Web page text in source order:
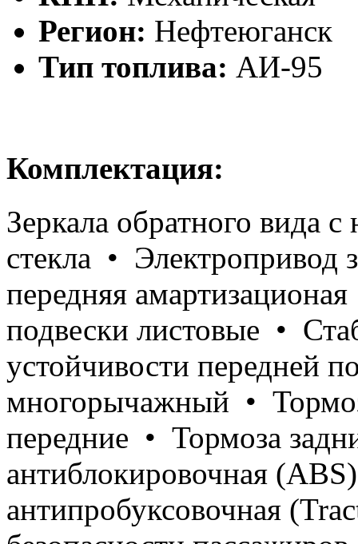
Регион: Нефтеюганск
Тип топлива: АИ-95
Комплектация:
Зеркала обратного вида
стекла • Электропривод
передняя
подвески листовые •
устойчивости передней
многорычажный •
передние • Тормоза
антиблокировочная
антипробуксовочная